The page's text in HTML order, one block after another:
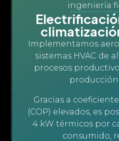
ingeniería
Implementamos
sistemas HVAC de
procesos
Gracias a
(COP) elevados, es
4 kW térmicos por
consumido,